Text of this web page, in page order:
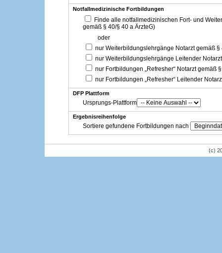
Notfallmedizinische Fortbildungen
Finde alle notfallmedizinischen Fort- und
gemäß § 40/§ 40 a ÄrzteG)
oder
nur Weiterbildungslehrgänge Notarzt gemäß §
nur Weiterbildungslehrgänge Leitender
nur Fortbildungen „Refresher“ Notarzt gemäß
nur Fortbildungen „Refresher“ Leitender
DFP Plattform
Ursprungs-Plattform
Ergebnisreihenfolge
Sortiere gefundene Fortbildungen nach
(c)